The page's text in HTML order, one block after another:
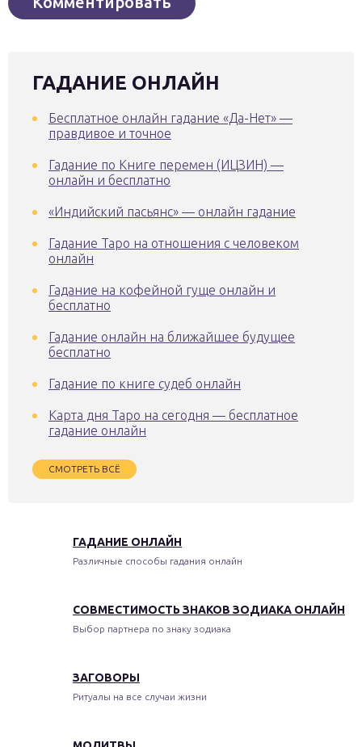
ГАДАНИЕ ОНЛАЙН
Бесплатное онлайн гадание «Да-Нет» —
правдивое и точное
Гадание по Книге перемен (ИЦЗИН) —
онлайн и бесплатно
«Индийский пасьянс» — онлайн гадание
Гадание Таро на отношения с человеком
онлайн
Гадание на кофейной гуще онлайн и
бесплатно
Гадание онлайн на ближайшее будущее
бесплатно
Гадание по книге судеб онлайн
Карта дня Таро на сегодня — бесплатное
гадание онлайн
СМОТРЕТЬ ВСЁ
ГАДАНИЕ ОНЛАЙН
Различные способы гадания онлайн
СОВМЕСТИМОСТЬ ЗНАКОВ ЗОДИАКА ОНЛАЙН
Выбор партнера по знаку зодиака
ЗАГОВОРЫ
Ритуалы на все случаи жизни